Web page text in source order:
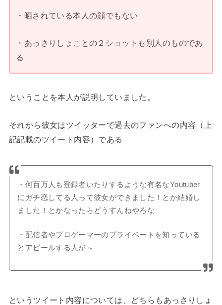
・晒されている本人の顔でもない
・あっさりしょことの２ショットも別人のものであ
る
ということを本人が説明していました。
それから彼女はツイッターで過去のファンへの内容（上
記記載のツイート内容）である
・何百万人も登録者いたりするような有名なYoutuber
にガチ恋してる人って彼女ができました！とか結婚し
ました！とかなったらどうすんねやろな
・配信者やプロゲーマーのプライベートを知っている
とアピールする人が～
というツイート内容については、どちらもあっさりしょ